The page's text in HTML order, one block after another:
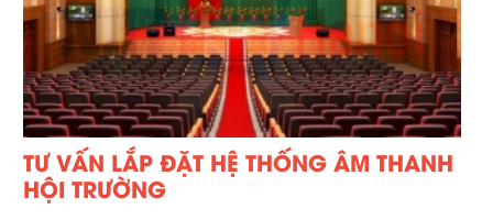
TƯ VẤN LẮP ĐẶT HỆ THỐNG ÂM THANH
HỘI TRƯỜNG